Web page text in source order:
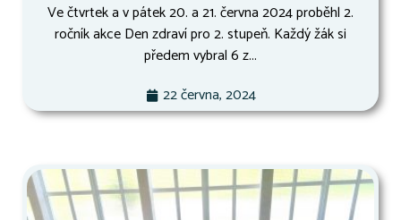
Ve čtvrtek a v pátek 20. a 21. června 2024 proběhl 2.
ročník akce Den zdraví pro 2. stupeň. Každý žák si
předem vybral 6 z...
22 června, 2024